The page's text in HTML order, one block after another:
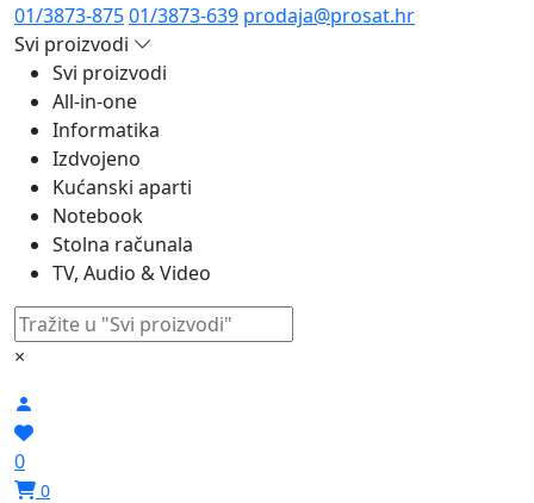
01/3873-87501/3873-639 prodaja@prosat.hr
Svi proizvodi
Svi proizvodi
All-in-one
Informatika
Izdvojeno
Kućanski aparti
Notebook
Stolna računala
TV, Audio & Video
×
0
0